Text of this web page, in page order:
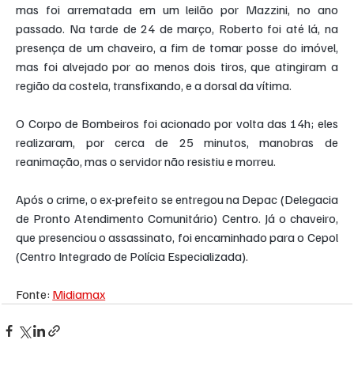
mas foi arrematada em um leilão por Mazzini, no ano
passado. Na tarde de 24 de março, Roberto foi até lá, na
presença de um chaveiro, a fim de tomar posse do imóvel,
mas foi alvejado por ao menos dois tiros, que atingiram a
região da costela, transfixando, e a dorsal da vítima.
O Corpo de Bombeiros foi acionado por volta das 14h; eles
realizaram, por cerca de 25 minutos, manobras de
reanimação, mas o servidor não resistiu e morreu.
Após o crime, o ex-prefeito se entregou na Depac (Delegacia
de Pronto Atendimento Comunitário) Centro. Já o chaveiro,
que presenciou o assassinato, foi encaminhado para o Cepol
(Centro Integrado de Polícia Especializada).
Fonte: Midiamax